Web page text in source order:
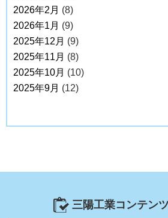
2026年2月 (8)
2026年1月 (9)
2025年12月 (9)
2025年11月 (8)
2025年10月 (10)
2025年9月 (12)
三陽工業コンテン